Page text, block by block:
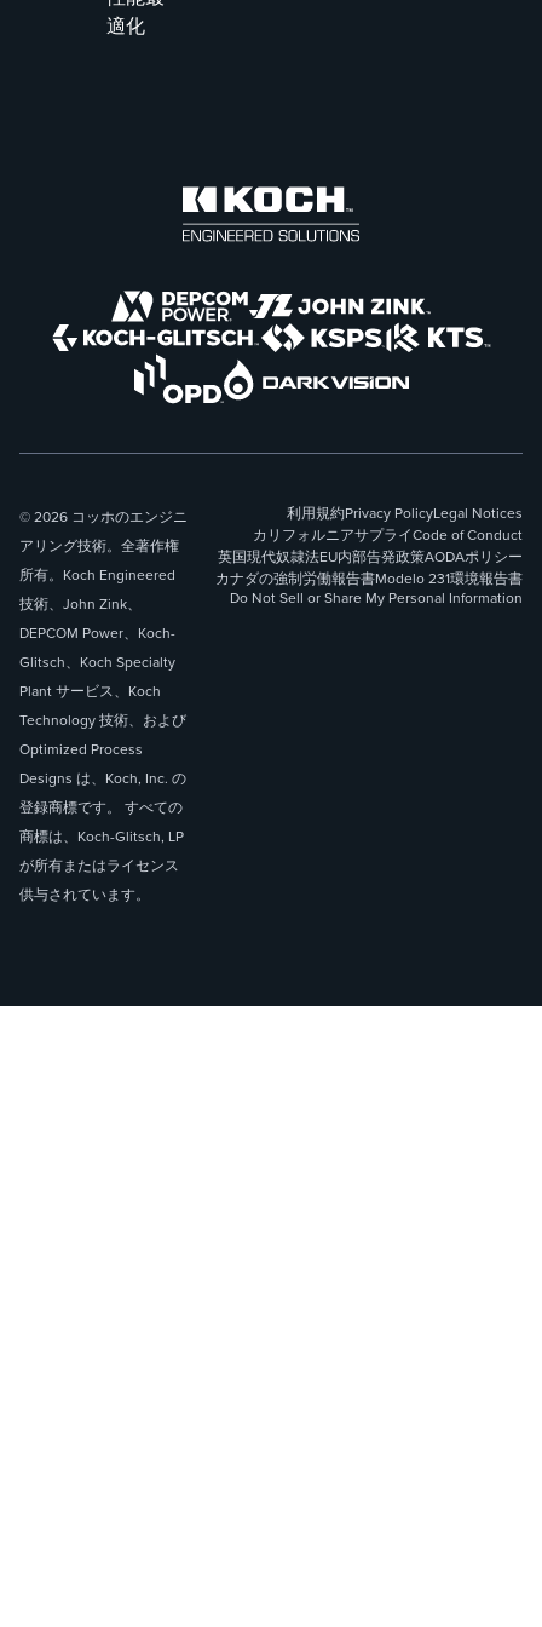
適化
© 2026 コッホのエンジニ
アリング技術。全著作権
所有。Koch Engineered
技術、John Zink、
DEPCOM Power、Koch-
Glitsch、Koch Specialty
Plant サービス、Koch
Technology 技術、および
Optimized Process
Designs は、Koch, Inc. の
登録商標です。 すべての
商標は、Koch-Glitsch, LP
が所有またはライセンス
供与されています。
利用規約Privacy PolicyLegal Notices
カリフォルニアサプライCode of Conduct
英国現代奴隷法EU内部告発政策AODAポリシー
カナダの強制労働報告書Modelo 231環境報告書
Do Not Sell or Share My Personal Information